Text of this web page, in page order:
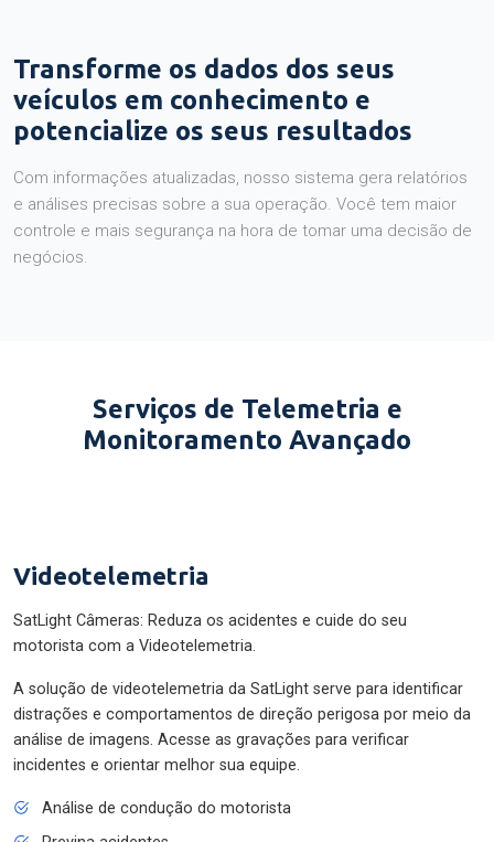
Transforme os dados dos seus
veículos em conhecimento e
potencialize os seus resultados
Com informações atualizadas, nosso sistema gera relatórios
e análises precisas sobre a sua operação. Você tem maior
controle e mais segurança na hora de tomar uma decisão de
negócios.
Serviços de Telemetria e
Monitoramento Avançado
Videotelemetria
SatLight Câmeras: Reduza os acidentes e cuide do seu
motorista com a Videotelemetria.
A solução de videotelemetria da SatLight serve para identificar
distrações e comportamentos de direção perigosa por meio da
análise de imagens. Acesse as gravações para verificar
incidentes e orientar melhor sua equipe.
Análise de condução do motorista